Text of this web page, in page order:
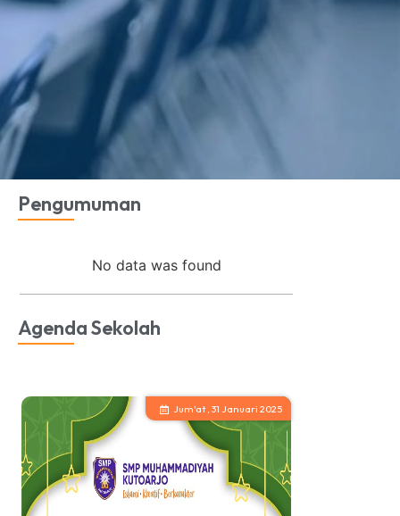
Pengumuman
No data was found
Agenda Sekolah
Jum'at , 31 Januari 2025